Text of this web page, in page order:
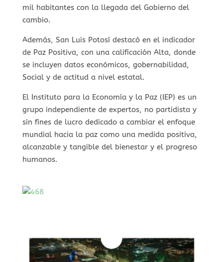
mil habitantes con la llegada del Gobierno del
cambio.
Además, San Luis Potosí destacó en el indicador
de Paz Positiva, con una calificación Alta, donde
se incluyen datos económicos, gobernabilidad,
Social y de actitud a nivel estatal.
El Instituto para la Economía y la Paz (IEP) es un
grupo independiente de expertos, no partidista y
sin fines de lucro dedicado a cambiar el enfoque
mundial hacia la paz como una medida positiva,
alcanzable y tangible del bienestar y el progreso
humanos.